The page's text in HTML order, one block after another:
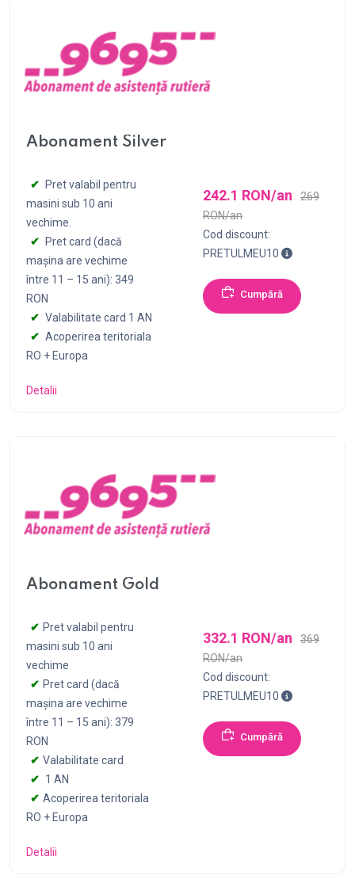
Abonament Silver
Pret valabil pentru
masini sub 10 ani
vechime.
Pret card (dacă
mașina are vechime
între 11 – 15 ani): 349
RON
Valabilitate card 1 AN
Acoperirea teritoriala
RO + Europa
Detalii
242.1 RON/an
269
RON/an
Cod discount:
PRETULMEU10
Pentru
Cumpără
Abonament Gold
Pret valabil pentru
masini sub 10 ani
vechime
Pret card (dacă
mașina are vechime
între 11 – 15 ani): 379
RON
Valabilitate card
1 AN
Acoperirea teritoriala
RO + Europa
Detalii
332.1 RON/an
369
RON/an
Cod discount:
PRETULMEU10
Pentru
Cumpără